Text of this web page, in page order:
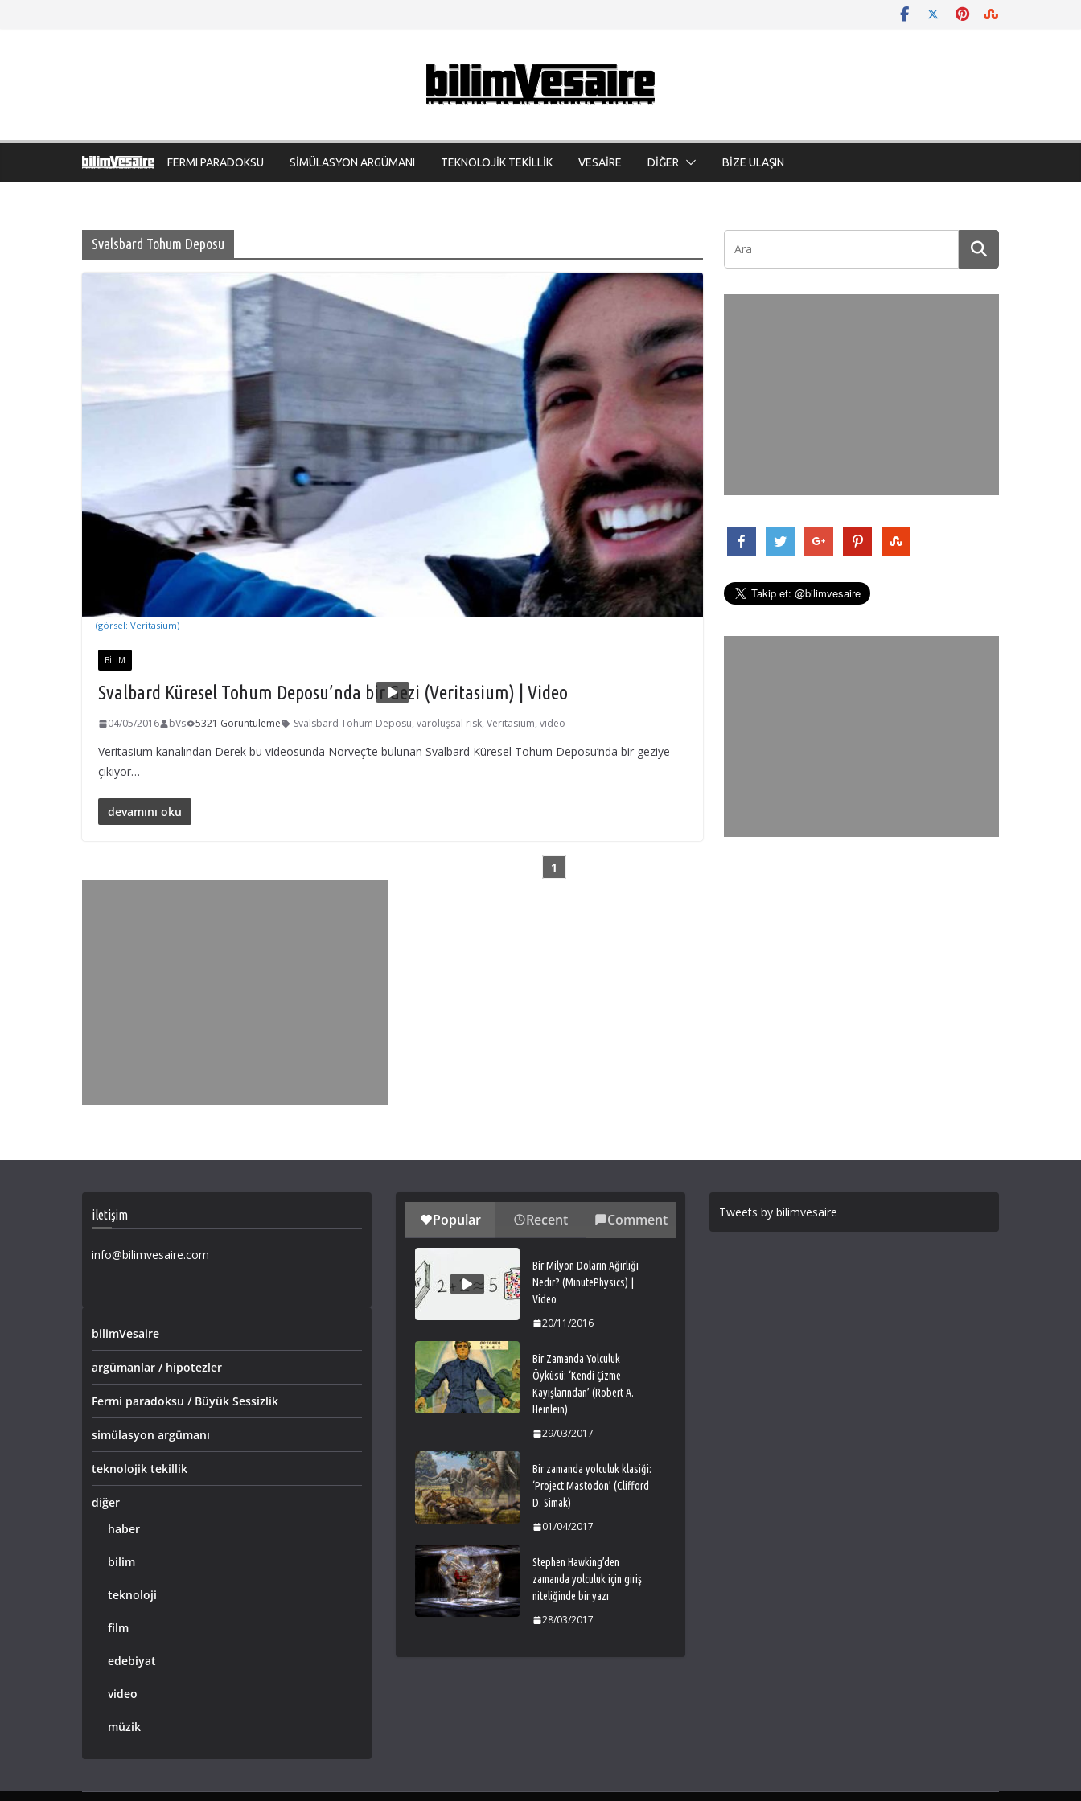
FERMI PARADOKSU SİMÜLASYON ARGÜMANI TEKNOLOJİK TEKİLLİK VESAİRE DİĞER BİZE ULAŞIN
Svalsbard Tohum Deposu
(görsel: Veritasium)
BILIM
Svalbard Küresel Tohum Deposu’nda bir Gezi (Veritasium) | Video
04/05/2016 bVs 5321 Görüntüleme Svalsbard Tohum Deposu, varoluşsal risk, Veritasium, video
Veritasium kanalından Derek bu videosunda Norveç’te bulunan Svalbard Küresel Tohum Deposu’nda bir geziye
çıkıyor…
devamını oku
1
iletişim
info@bilimvesaire.com
bilimVesaire
argümanlar / hipotezler
Fermi paradoksu / Büyük Sessizlik
simülasyon argümanı
teknolojik tekillik
diğer
haber
bilim
teknoloji
film
edebiyat
video
müzik
Popular Recent Comment
Bir Milyon Doların Ağırlığı
Nedir? (MinutePhysics) |
Video
20/11/2016
Bir Zamanda Yolculuk
Öyküsü: ‘Kendi Çizme
Kayışlarından’ (Robert A.
Heinlein)
29/03/2017
Bir zamanda yolculuk klasiği:
‘Project Mastodon’ (Clifford
D. Simak)
01/04/2017
Stephen Hawking’den
zamanda yolculuk için giriş
niteliğinde bir yazı
28/03/2017
Tweets by bilimvesaire